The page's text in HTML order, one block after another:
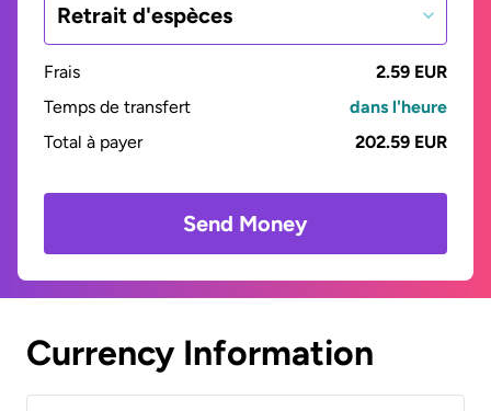
Retrait d'espèces
Frais
2.59 EUR
Temps de transfert
dans l'heure
Total à payer
202.59 EUR
Send Money
Currency Information